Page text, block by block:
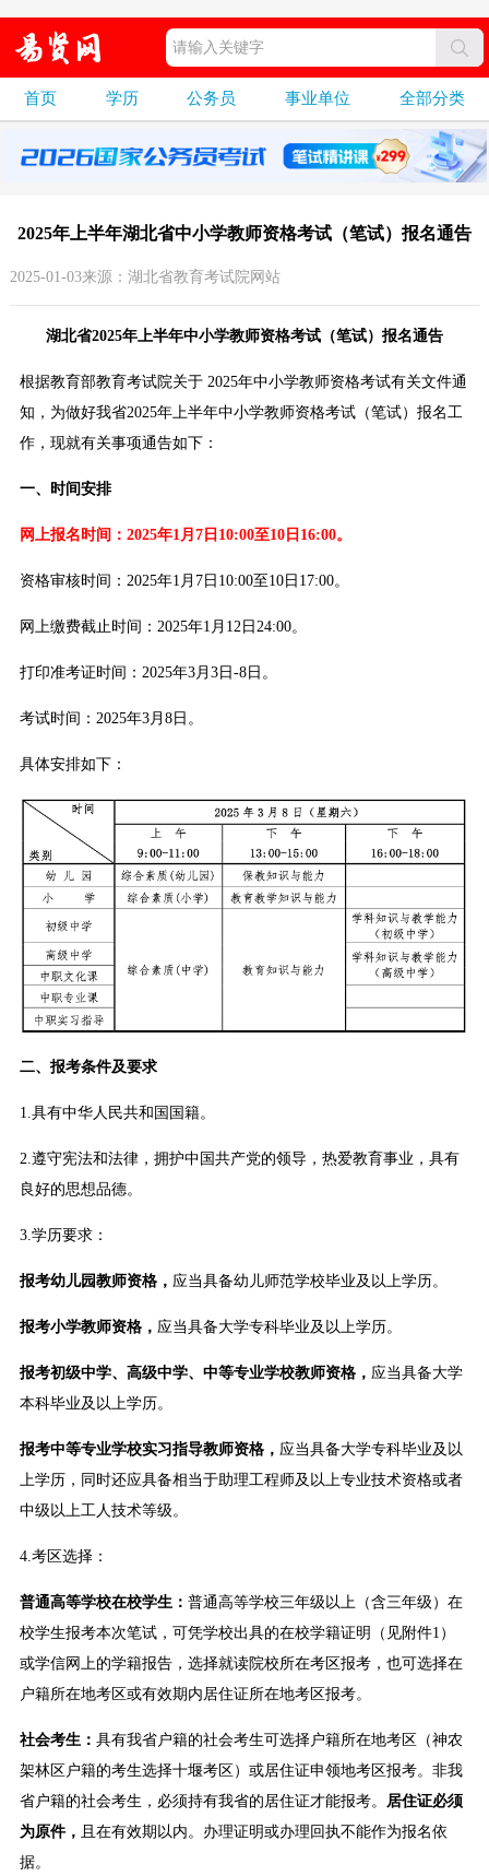
首页 学历 公务员 事业单位 全部分类
2025年上半年湖北省中小学教师资格考试（笔试）报名通告
2025-01-03来源：湖北省教育考试院网站
湖北省2025年上半年中小学教师资格考试（笔试）报名通告
根据教育部教育考试院关于 2025年中小学教师资格考试有关文件通
知，为做好我省2025年上半年中小学教师资格考试（笔试）报名工
作，现就有关事项通告如下：
一、时间安排
网上报名时间：2025年1月7日10:00至10日16:00。
资格审核时间：2025年1月7日10:00至10日17:00。
网上缴费截止时间：2025年1月12日24:00。
打印准考证时间：2025年3月3日-8日。
考试时间：2025年3月8日。
具体安排如下：
二、报考条件及要求
1.具有中华人民共和国国籍。
2.遵守宪法和法律，拥护中国共产党的领导，热爱教育事业，具有
良好的思想品德。
3.学历要求：
报考幼儿园教师资格， 应当具备幼儿师范学校毕业及以上学历。
报考小学教师资格， 应当具备大学专科毕业及以上学历。
报考初级中学、高级中学、中等专业学校教师资格， 应当具备大学
本科毕业及以上学历。
报考中等专业学校实习指导教师资格， 应当具备大学专科毕业及以
上学历，同时还应具备相当于助理工程师及以上专业技术资格或者
中级以上工人技术等级。
4.考区选择：
普通高等学校在校学生： 普通高等学校三年级以上（含三年级）在
校学生报考本次笔试，可凭学校出具的在校学籍证明（见附件1）
或学信网上的学籍报告，选择就读院校所在考区报考，也可选择在
户籍所在地考区或有效期内居住证所在地考区报考。
社会考生： 具有我省户籍的社会考生可选择户籍所在地考区（神农
架林区户籍的考生选择十堰考区）或居住证申领地考区报考。非我
省户籍的社会考生，必须持有我省的居住证才能报考。
居住证必须
为原件， 且在有效期以内。办理证明或办理回执不能作为报名依
据。